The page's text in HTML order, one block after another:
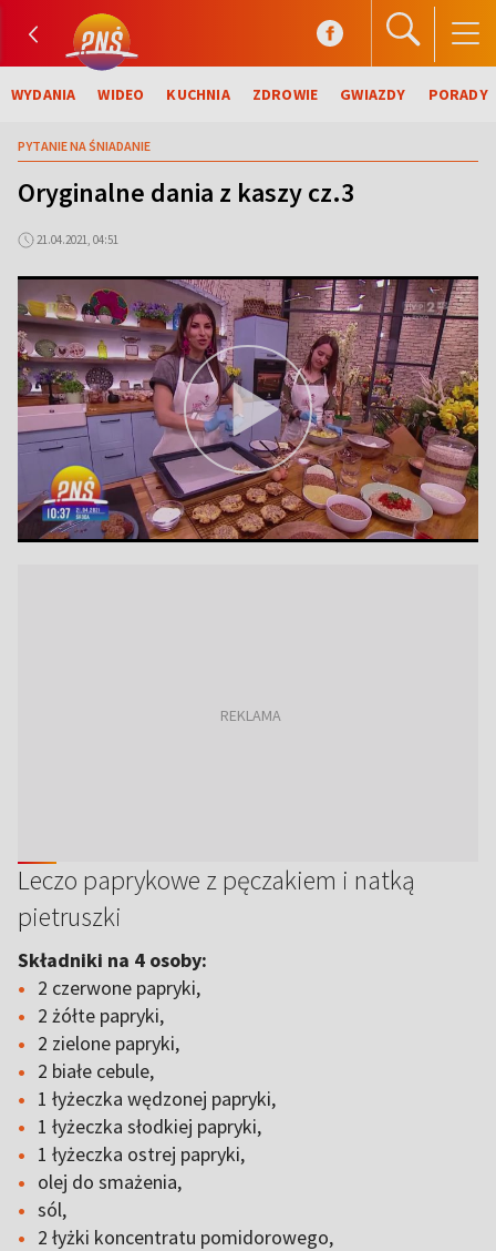
WYDANIA WIDEO KUCHNIA ZDROWIE GWIAZDY PORADY
PYTANIE NA ŚNIADANIE
Oryginalne dania z kaszy cz.3
21.04.2021, 04:51
Leczo paprykowe z pęczakiem i natką
pietruszki
Składniki na 4 osoby:
2 czerwone papryki,
2 żółte papryki,
2 zielone papryki,
2 białe cebule,
1 łyżeczka wędzonej papryki,
1 łyżeczka słodkiej papryki,
1 łyżeczka ostrej papryki,
olej do smażenia,
sól,
2 łyżki koncentratu pomidorowego,